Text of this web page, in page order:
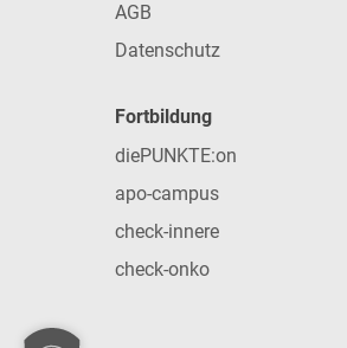
AGB
Datenschutz
Fortbildung
diePUNKTE:on
apo-campus
check-innere
check-onko